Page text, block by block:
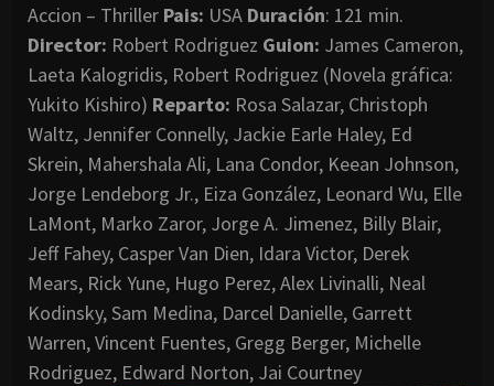
Accion – Thriller Pais: USA Duración: 121 min.
Director: Robert Rodriguez Guion: James Cameron,
Laeta Kalogridis, Robert Rodriguez (Novela gráfica:
Yukito Kishiro) Reparto: Rosa Salazar, Christoph
Waltz, Jennifer Connelly, Jackie Earle Haley, Ed
Skrein, Mahershala Ali, Lana Condor, Keean Johnson,
Jorge Lendeborg Jr., Eiza González, Leonard Wu, Elle
LaMont, Marko Zaror, Jorge A. Jimenez, Billy Blair,
Jeff Fahey, Casper Van Dien, Idara Victor, Derek
Mears, Rick Yune, Hugo Perez, Alex Livinalli, Neal
Kodinsky, Sam Medina, Darcel Danielle, Garrett
Warren, Vincent Fuentes, Gregg Berger, Michelle
Rodriguez, Edward Norton, Jai Courtney